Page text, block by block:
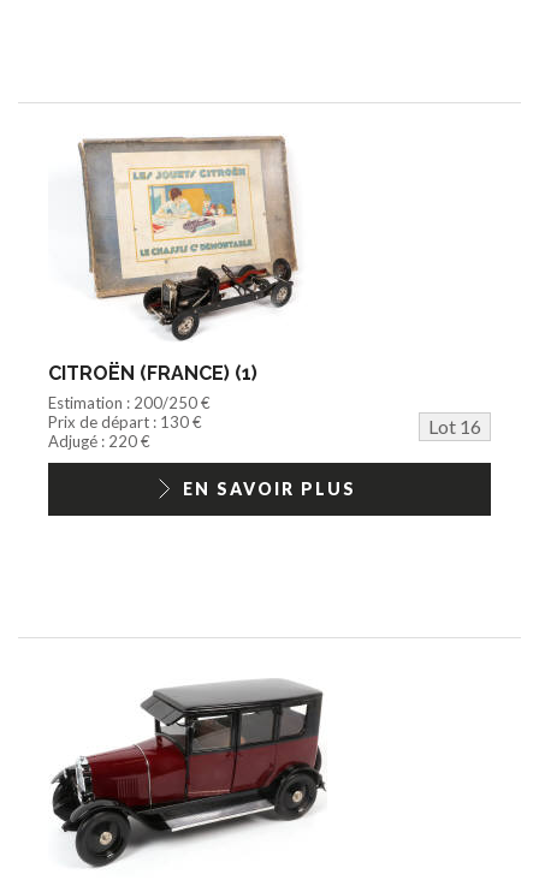
CITROËN (FRANCE) (1)
Estimation : 200/250 €
Prix de départ : 130 €
Lot 16
Adjugé : 220 €
EN SAVOIR PLUS